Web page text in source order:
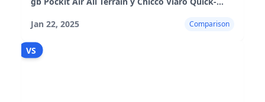
en el mundo real
Jan 22, 2025 Comparison
VS